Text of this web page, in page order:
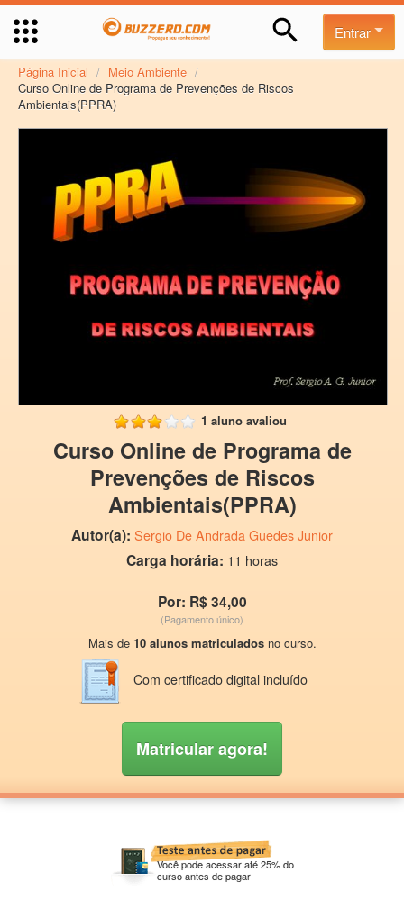
Entrar
Página Inicial / Meio Ambiente /
Curso Online de Programa de Prevenções de Riscos
Ambientais(PPRA)
1 aluno avaliou
Curso Online de Programa de
Prevenções de Riscos
Ambientais(PPRA)
Autor(a): Sergio De Andrada Guedes Junior
Carga horária: 11 horas
Por: R$ 34,00
(Pagamento único)
Mais de 10 alunos matriculadosno curso.
Com certificado digital incluído
Matricular agora!
Você pode acessar até 25% do
curso antes de pagar